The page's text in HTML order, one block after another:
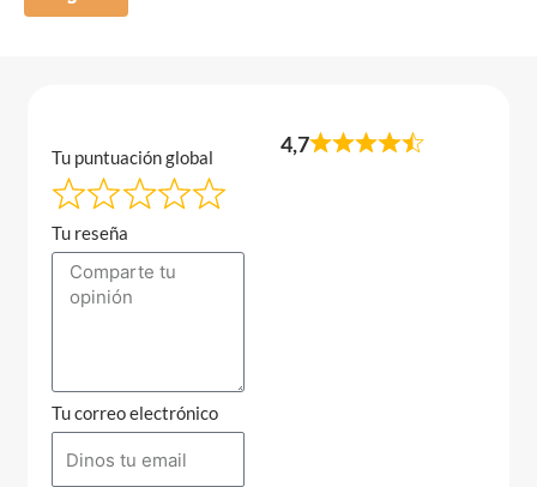
Tu puntuación global
Tu reseña
Tu correo electrónico
4,7